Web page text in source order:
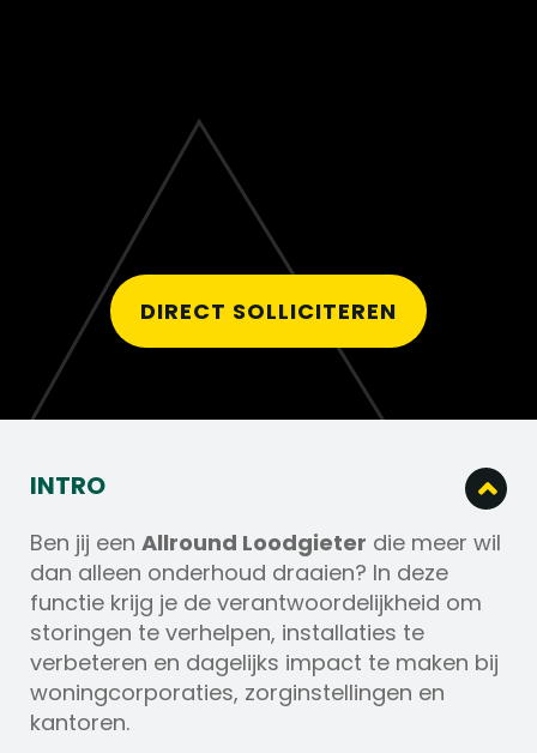
DIRECT SOLLICITEREN
INTRO
Ben jij een Allround Loodgieter die meer wil
dan alleen onderhoud draaien? In deze
functie krijg je de verantwoordelijkheid om
storingen te verhelpen, installaties te
verbeteren en dagelijks impact te maken bij
woningcorporaties, zorginstellingen en
kantoren.